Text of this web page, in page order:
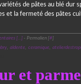
de pâtes au blé dur
et la fermeté des pâtes
[…]- Permalien [#]
, aldente, ceramique,
et